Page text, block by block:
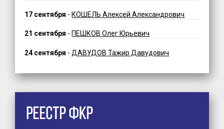
17 сентября - КОШЕЛЬ Алексей Александрович
21 сентября - ПЕШКОВ Олег Юрьевич
24 сентября - ДАВУДОВ Тажир Давудович